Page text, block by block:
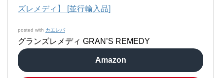
ズレメディ】 [並行輸入品]
posted with カエレバ
グランズレメディ GRAN’S REMEDY
Amazon